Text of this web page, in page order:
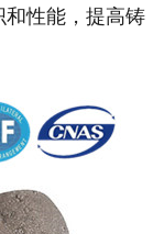
和性能，提高铸